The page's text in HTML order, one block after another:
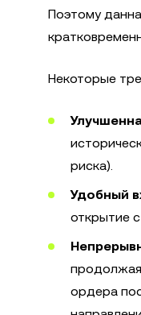
Поэтому
Некоторые
риска).
Удобный
открытие
ордера